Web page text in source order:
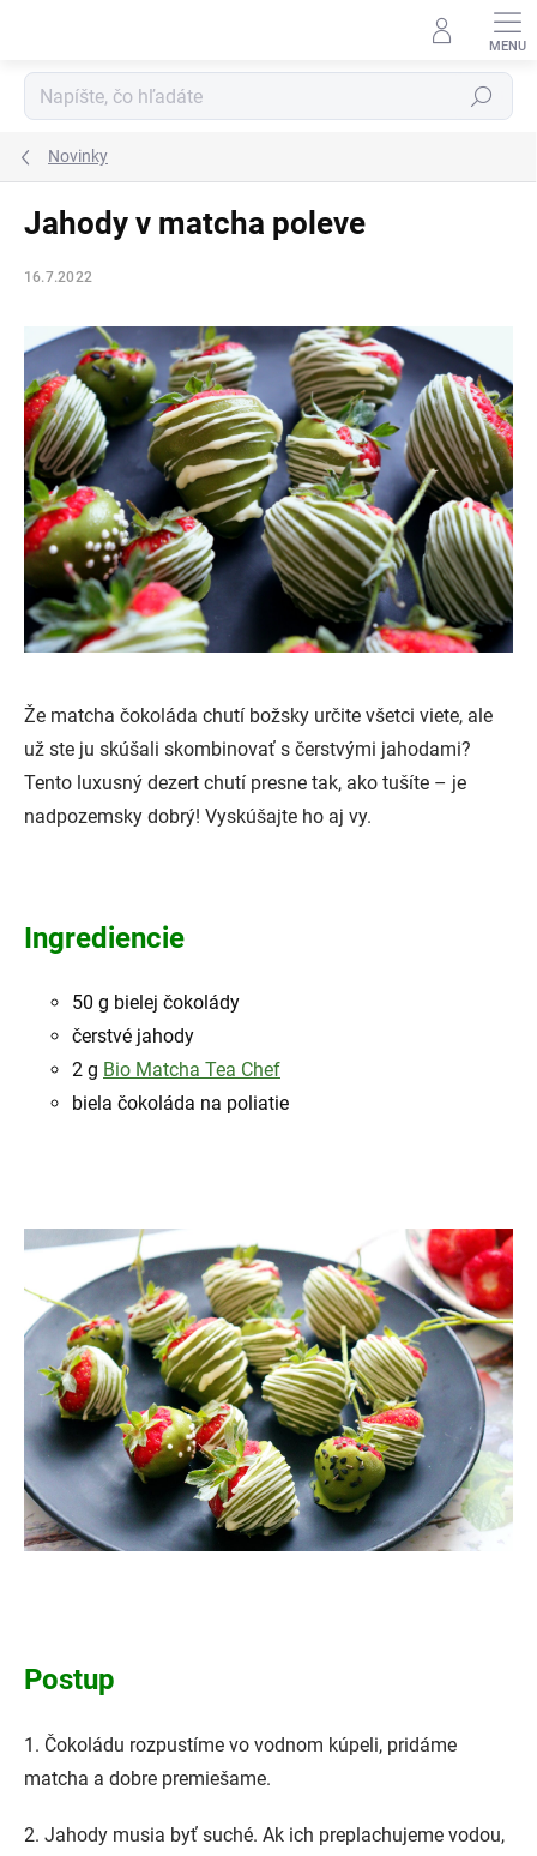
Hľadať
Novinky
Jahody v matcha poleve
16.7.2022
Že matcha čokoláda chutí božsky určite všetci viete, ale
už ste ju skúšali skombinovať s čerstvými jahodami?
Tento luxusný dezert chutí presne tak, ako tušíte – je
nadpozemsky dobrý! Vyskúšajte ho aj vy.
Ingrediencie
50 g bielej čokolády
čerstvé jahody
2 g Bio Matcha Tea Chef
biela čokoláda na poliatie
Postup
1. Čokoládu rozpustíme vo vodnom kúpeli, pridáme
matcha a dobre premiešame.
2. Jahody musia byť suché. Ak ich preplachujeme vodou,